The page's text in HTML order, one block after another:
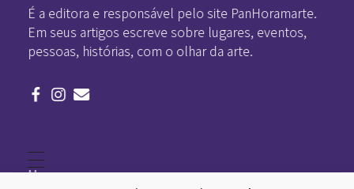
É a editora e responsável pelo site PanHoramarte.
Em seus artigos escreve sobre lugares, eventos,
pessoas, histórias, com o olhar da arte.
Home